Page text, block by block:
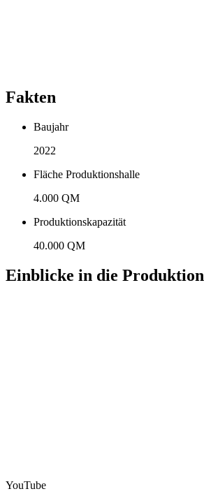
Fakten
Baujahr
2022
Fläche Produktionshalle
4.000 QM
Produktionskapazität
40.000 QM
Einblicke in die Produktion
YouTube